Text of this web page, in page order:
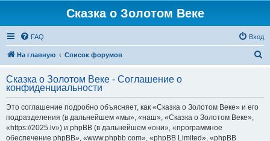
Сказка о Золотом Веке
FAQ Вход
На главную Список форумов
с
Сказка о Золотом Веке - Соглашение о
конфиденциальности
Это соглашение подробно объясняет, как «Сказка о Золотом Веке» и его
подразделения (в дальнейшем «мы», «наш», «Сказка о Золотом Веке»,
«https://2025.lv») и phpBB (в дальнейшем «они», «программное
обеспечение phpBB», «www.phpbb.com», «phpBB Limited», «phpBB